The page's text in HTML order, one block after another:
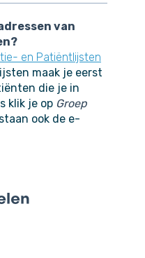
van
en Patiëntlijsten
maak je eerst
die je in
klik je op Groep
ook de e-